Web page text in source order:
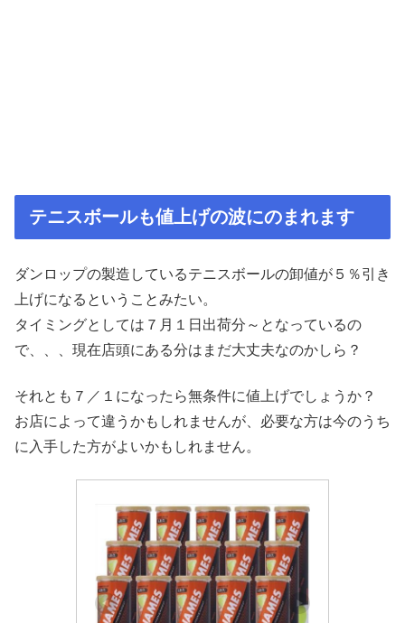
テニスボールも値上げの波にのまれます
ダンロップの製造しているテニスボールの卸値が５％引き
上げになるということみたい。
タイミングとしては７月１日出荷分～となっているの
で、、、現在店頭にある分はまだ大丈夫なのかしら？
それとも７／１になったら無条件に値上げでしょうか？
お店によって違うかもしれませんが、必要な方は今のうち
に入手した方がよいかもしれません。